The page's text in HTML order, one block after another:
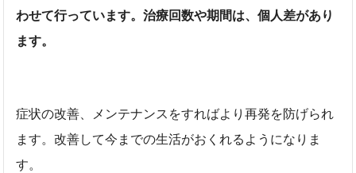
わせて行っています。治療回数や期間は、個人差があり
ます。
症状の改善、メンテナンスをすればより再発を防げられ
ます。改善して今までの生活がおくれるようになりま
す。